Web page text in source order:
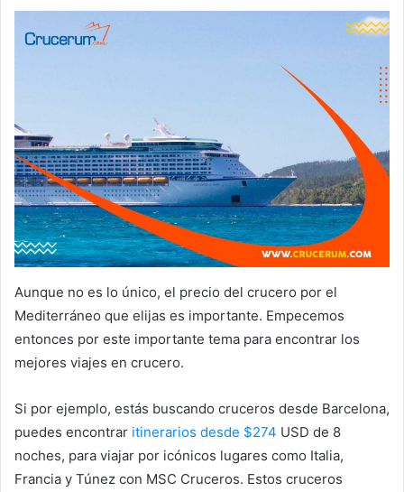
Aunque no es lo único, el precio del crucero por el
Mediterráneo que elijas es importante. Empecemos
entonces por este importante tema para encontrar los
mejores viajes en crucero.
Si por ejemplo, estás buscando cruceros desde Barcelona,
puedes encontrar itinerarios desde $274 USD de 8
noches, para viajar por icónicos lugares como Italia,
Francia y Túnez con MSC Cruceros. Estos cruceros